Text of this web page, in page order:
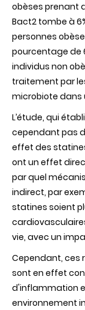
obèses prenant
Bact2 tombe à
personnes
pourcentage de
individus non
traitement par
microbiote dans
L’étude, qui
cependant pas
effet des
ont un effet
par quel
indirect, par
statines soient
vie, avec un
Cependant, ces
sont en effet
d'inflammation
environnement